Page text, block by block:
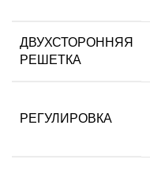
ДВУХСТОРОННЯЯ
РЕШЕТКА
РЕГУЛИРОВКА